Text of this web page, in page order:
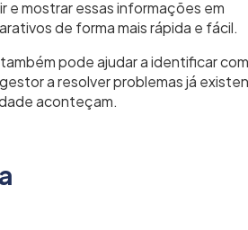
e mostrar essas informações em
de forma mais rápida e fácil.
pode ajudar a identificar com
a resolver problemas já
aconteçam.